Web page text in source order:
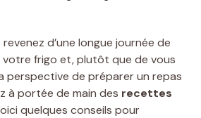
d’une longue journée de
votre frigo et, plutôt que de vous
perspective de préparer un repas
à portée de main des recettes
quelques conseils pour